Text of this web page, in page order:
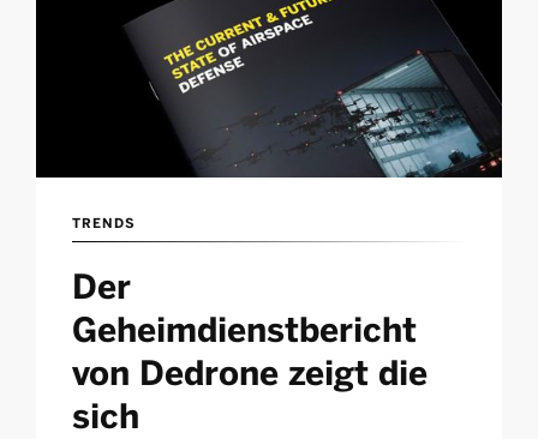
TRENDS
Der
Geheimdienstbericht
von Dedrone zeigt die
sich